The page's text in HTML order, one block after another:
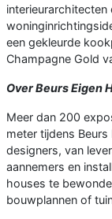
een gekleurde
Champagne Gold
Over Beurs Eigen
Meer dan 200
meter tijdens
designers, van
aannemers en
houses te
bouwplannen of